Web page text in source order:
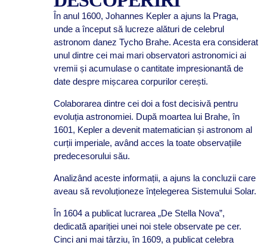
În anul 1600, Johannes Kepler a ajuns la Praga,
unde a început să lucreze alături de celebrul
astronom danez Tycho Brahe. Acesta era considerat
unul dintre cei mai mari observatori astronomici ai
vremii și acumulase o cantitate impresionantă de
date despre mișcarea corpurilor cerești.
Colaborarea dintre cei doi a fost decisivă pentru
evoluția astronomiei. După moartea lui Brahe, în
1601, Kepler a devenit matematician și astronom al
curții imperiale, având acces la toate observațiile
predecesorului său.
Analizând aceste informații, a ajuns la concluzii care
aveau să revoluționeze înțelegerea Sistemului Solar.
În 1604 a publicat lucrarea „De Stella Nova”,
dedicată apariției unei noi stele observate pe cer.
Cinci ani mai târziu, în 1609, a publicat celebra